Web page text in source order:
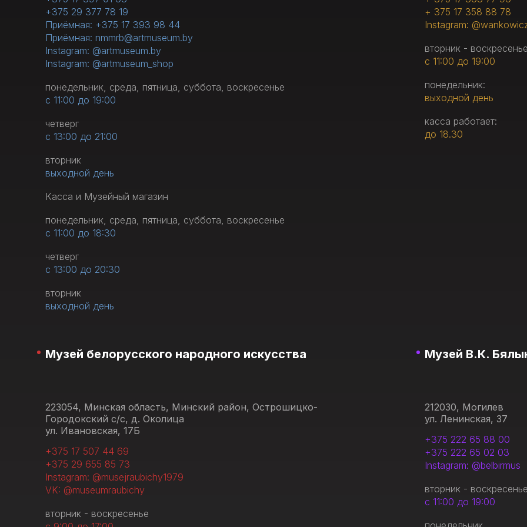
+375 29 377 78 19
Приёмная: +375 17 393 98 44
Приёмная: nmmrb@artmuseum.by
Instagram: @artmuseum.by
Instagram: @artmuseum_shop
понедельник, среда, пятница, суббота, воскресенье
с 11:00 до 19:00
четверг
с 13:00 до 21:00
вторник
выходной день
Касса и Музейный магазин
понедельник, среда, пятница, суббота, воскресенье
с 11:00 до 18:30
четверг
с 13:00 до 20:30
вторник
выходной день
+ 375 17 358 88 78
Instagram:
вторник -
с 11:00 до 19:00
понедельник:
выходной день
касса работает:
до 18.30
Музей белорусского народного искусства
223054, Минская область, Минский район, Острошицко-
Городокский с/с, д. Околица
ул. Ивановская, 17Б
+375 17 507 44 69
+375 29 655 85 73
Instagram: @musejraubichy1979
VK: @museumraubichy
вторник - воскресенье
Музей В.К.
212030, Могилев
ул. Ленинская, 37
+375 222 65 88 00
+375 222 65 02 03
Instagram: @belbirmus
вторник - воскресенье
с 11:00 до 19:00